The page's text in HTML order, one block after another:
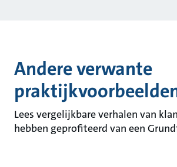
Andere verwante
Lees vergelijkbare verhalen van
hebben geprofiteerd van een